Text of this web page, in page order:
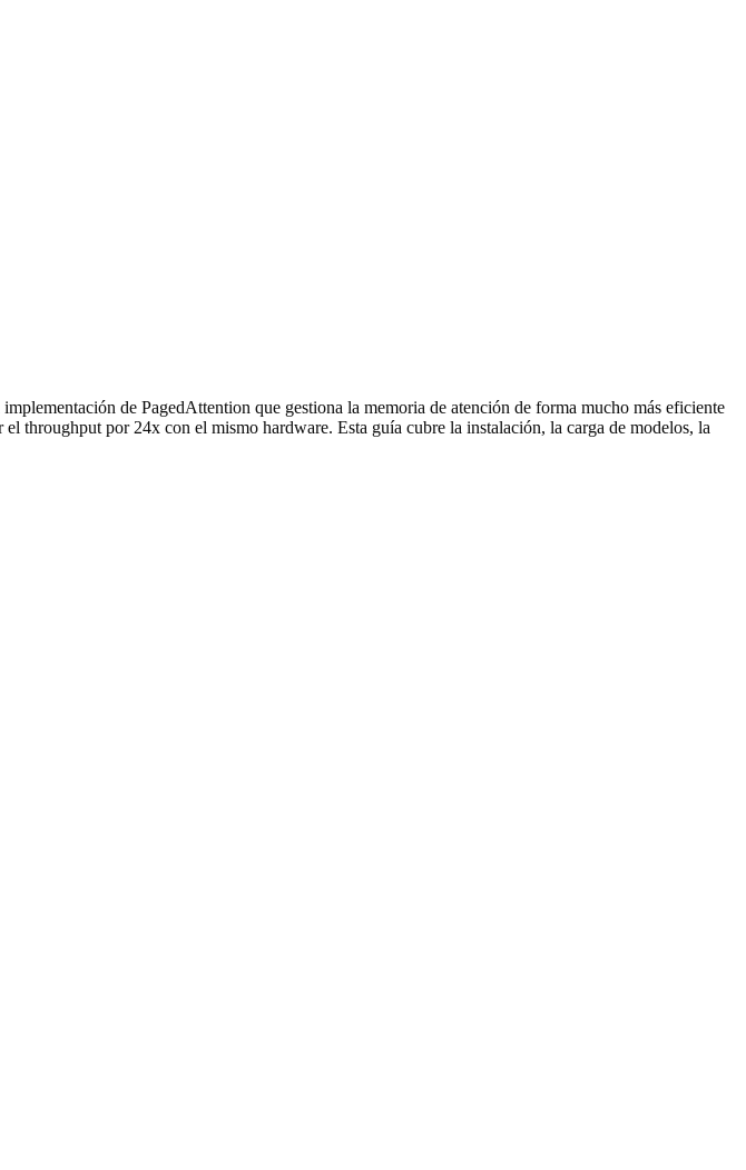
de PagedAttention que gestiona la memoria de atención de forma mucho más eficiente
throughput por 24x con el mismo hardware. Esta guía cubre la instalación, la carga de modelos, la